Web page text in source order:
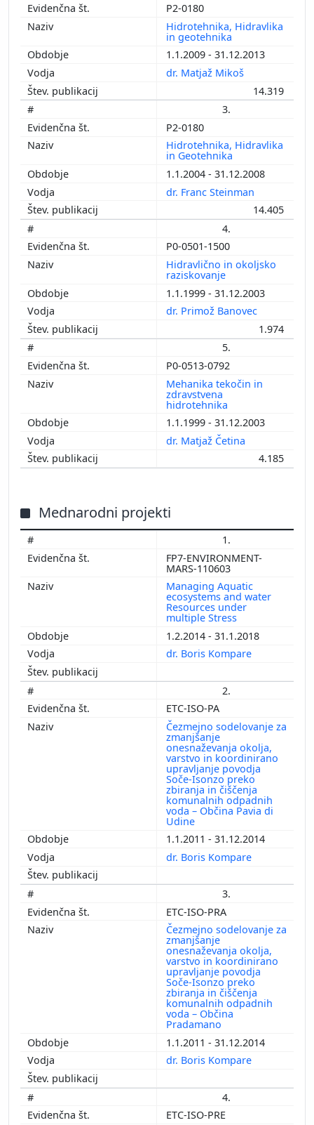
P2-0180
Hidrotehnika, Hidravlika
in geotehnika
1.1.2009 - 31.12.2013
dr. Matjaž Mikoš
14.319
3.
P2-0180
Hidrotehnika, Hidravlika
in Geotehnika
1.1.2004 - 31.12.2008
dr. Franc Steinman
14.405
4.
P0-0501-1500
Hidravlično in okoljsko
raziskovanje
1.1.1999 - 31.12.2003
dr. Primož Banovec
1.974
5.
P0-0513-0792
Mehanika tekočin in
zdravstvena
hidrotehnika
1.1.1999 - 31.12.2003
dr. Matjaž Četina
4.185
Mednarodni projekti
1.
FP7-ENVIRONMENT-
MARS-110603
Managing Aquatic
ecosystems and water
Resources under
multiple Stress
1.2.2014 - 31.1.2018
dr. Boris Kompare
2.
ETC-ISO-PA
Čezmejno sodelovanje za
zmanjšanje
onesnaževanja okolja,
varstvo in koordinirano
upravljanje povodja
Soče-Isonzo preko
zbiranja in čiščenja
komunalnih odpadnih
voda – Občina Pavia di
Udine
1.1.2011 - 31.12.2014
dr. Boris Kompare
3.
ETC-ISO-PRA
Čezmejno sodelovanje za
zmanjšanje
onesnaževanja okolja,
varstvo in koordinirano
upravljanje povodja
Soče-Isonzo preko
zbiranja in čiščenja
komunalnih odpadnih
voda – Občina
Pradamano
1.1.2011 - 31.12.2014
dr. Boris Kompare
4.
ETC-ISO-PRE